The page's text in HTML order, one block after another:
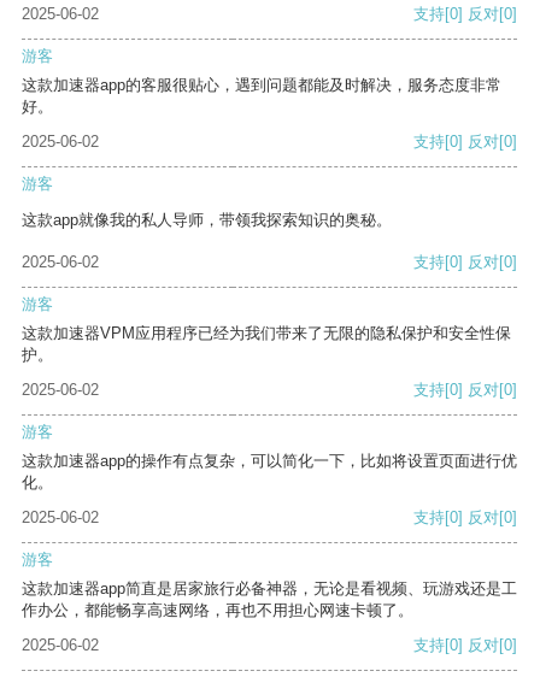
2025-06-02
支持[0] 反对[0]
游客
这款加速器app的客服很贴心，遇到问题都能及时解决，服务态度非常
好。
2025-06-02
支持[0] 反对[0]
游客
这款app就像我的私人导师，带领我探索知识的奥秘。
2025-06-02 支持[0] 反对[0]
游客
这款加速器VPM应用程序已经为我们带来了无限的隐私保护和安全性保
护。
2025-06-02
支持[0] 反对[0]
游客
这款加速器app的操作有点复杂，可以简化一下，比如将设置页面进行优
化。
2025-06-02
支持[0] 反对[0]
游客
这款加速器app简直是居家旅行必备神器，无论是看视频、玩游戏还是工
作办公，都能畅享高速网络，再也不用担心网速卡顿了。
2025-06-02
支持[0] 反对[0]